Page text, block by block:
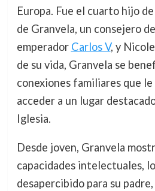
Europa. Fue el cuarto hijo
de Granvela, un consejero
emperador Carlos V, y
de su vida, Granvela se
conexiones familiares que
acceder a un lugar
Iglesia.
Desde joven, Granvela
capacidades intelectuales,
desapercibido para su